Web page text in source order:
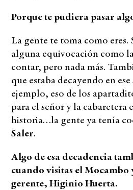
Porque te pudiera pasar
La gente te toma como
alguna equivocación como
contar, pero nada más.
que estaba decayendo en
ejemplo, eso de los
para el señor y la cabaretera
historia…la gente ya tenía
Saler.
Algo de esa decadencia
cuando visitas el Mocambo
gerente, Higinio Huerta.